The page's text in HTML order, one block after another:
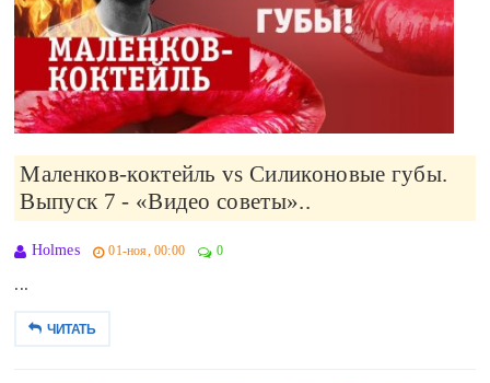
Маленков-коктейль vs Силиконовые губы.
Выпуск 7 - «Видео советы»..
Holmes 01-ноя, 00:00 0
...
ЧИТАТЬ